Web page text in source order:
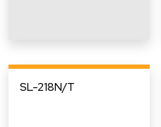
SL-218N/T